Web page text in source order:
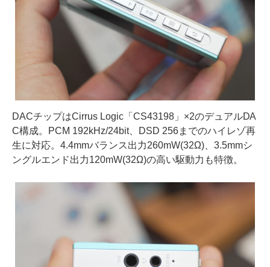
DACチップはCirrus Logic「CS43198」×2のデュアルDA
C構成。PCM 192kHz/24bit、DSD 256までのハイレゾ再
生に対応。4.4mmバランス出力260mW(32Ω)、3.5mmシ
ングルエンド出力120mW(32Ω)の高い駆動力も特徴。